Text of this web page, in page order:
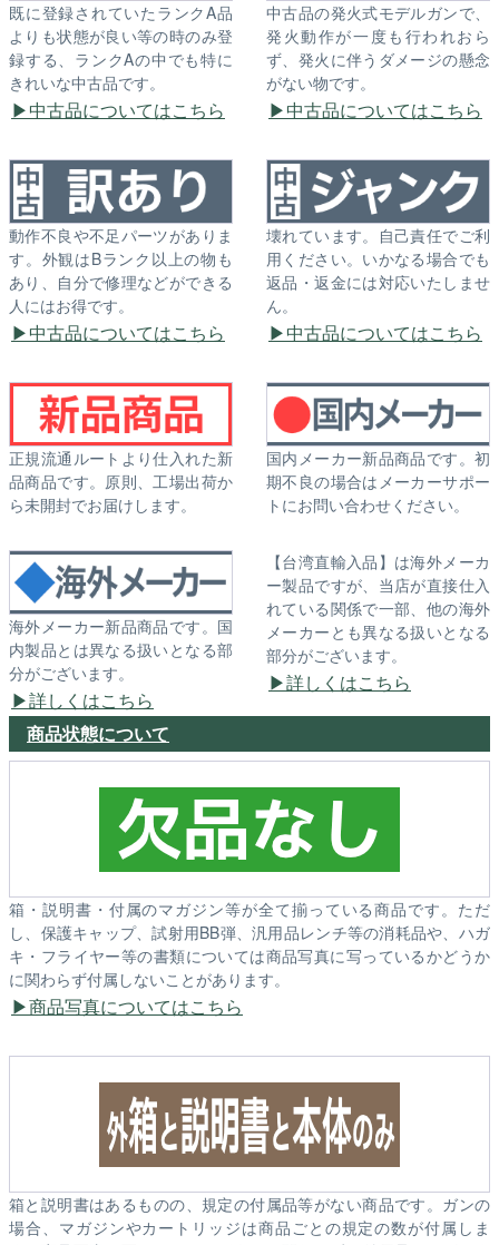
既に登録されていたランクA品
よりも状態が良い等の時のみ登
録する、ランクAの中でも特に
きれいな中古品です。
中古品についてはこちら
中古品の発火式モデルガンで、
発火動作が一度も行われおら
ず、発火に伴うダメージの懸念
がない物です。
中古品についてはこちら
動作不良や不足パーツがありま
す。外観はBランク以上の物も
あり、自分で修理などができる
人にはお得です。
中古品についてはこちら
壊れています。自己責任でご利
用ください。いかなる場合でも
返品・返金には対応いたしませ
ん。
中古品についてはこちら
正規流通ルートより仕入れた新
品商品です。原則、工場出荷か
ら未開封でお届けします。
国内メーカー新品商品です。初
期不良の場合はメーカーサポー
トにお問い合わせください。
海外メーカー新品商品です。国
内製品とは異なる扱いとなる部
分がございます。
詳しくはこちら
【台湾直輸入品】は海外メーカ
ー製品ですが、当店が直接仕入
れている関係で一部、他の海外
メーカーとも異なる扱いとなる
部分がございます。
詳しくはこちら
商品状態について
箱・説明書・付属のマガジン等が全て揃っている商品です。ただ
し、保護キャップ、試射用BB弾、汎用品レンチ等の消耗品や、ハガ
キ・フライヤー等の書類については商品写真に写っているかどうか
に関わらず付属しないことがあります。
商品写真についてはこちら
箱と説明書はあるものの、規定の付属品等がない商品です。ガンの
場合、マガジンやカートリッジは商品ごとの規定の数が付属しま